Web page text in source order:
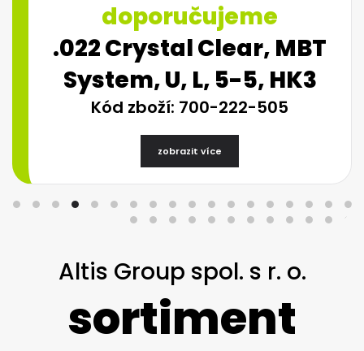
doporučujeme
.022 Crystal Clear, MBT
System, U, L, 5-5, HK3
Kód zboží: 700-222-505
zobrazit více
Altis Group spol. s r. o.
sortiment